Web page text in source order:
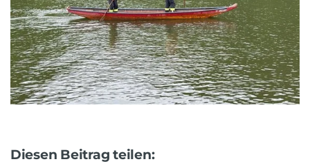
Diesen Beitrag teilen: